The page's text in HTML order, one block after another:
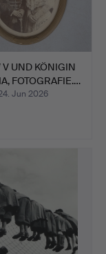
V UND KÖNIGIN
FOTOGRAFIE.…
Jun 2026